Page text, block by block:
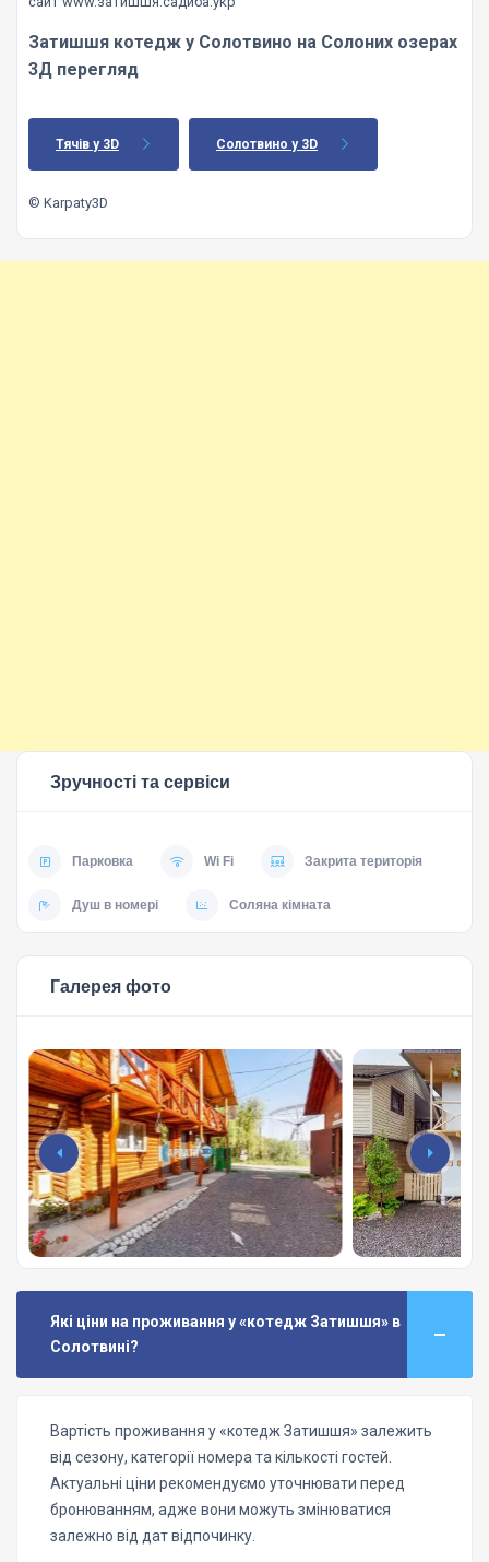
Затишшя котедж у Солотвино на Солоних озерах
3Д перегляд
Тячів у 3D Солотвино у 3D
© Karpaty3D
Зручності та сервіси
Парковка Wi Fi Закрита територія
Душ в номері Соляна кімната
Галерея фото
Які ціни на проживання у «котедж Затишшя» в
Солотвині?
Вартість проживання у «котедж Затишшя» залежить
від сезону, категорії номера та кількості гостей.
Актуальні ціни рекомендуємо уточнювати перед
бронюванням, адже вони можуть змінюватися
залежно від дат відпочинку.